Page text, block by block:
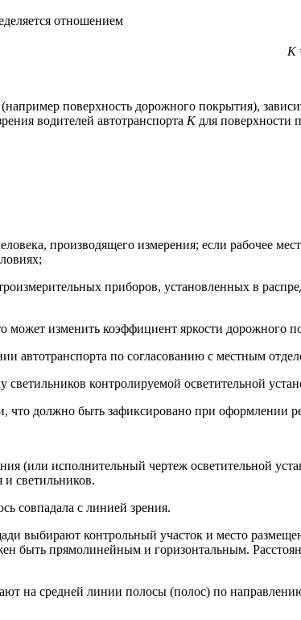
отношением
K
поверхность дорожного покрытия),
водителей автотранспорта Kдля поверхности
производящего измерения; если рабочее
приборов, установленных в
может изменить коэффициент яркости дорожного
автотранспорта по согласованию с местным
контролируемой осветительной
что должно быть зафиксировано при оформлении
(или исполнительный чертеж осветительной
светильников.
совпадала с линией зрения.
выбирают контрольный участок и место
быть прямолинейным и горизонтальным.
на средней линии полосы (полос) по